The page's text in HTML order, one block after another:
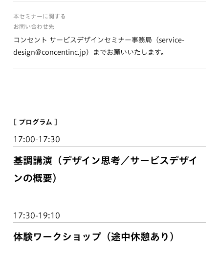
本セミナーに関する
お問い合わせ先
コンセント サービスデザインセミナー事務局（service-
design@concentinc.jp）までお願いいたします。
[ プログラム ]
17:00-17:30
基調講演（デザイン思考／サービスデザイ
ンの概要）
17:30-19:10
体験ワークショップ（途中休憩あり）